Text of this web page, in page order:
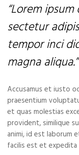
“Lorem
sectetur
tempor inci
magna aliqua.”
Accusamus et iusto
praesentium
et quas molestias
provident, similique
animi, id est laborum
facilis est et